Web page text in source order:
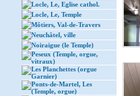
Locle, Le, Eglise cathol.
Locle, Le, Temple
Môtiers, Val-de-Travers
Neuchâtel, ville
Noiraigue (le Temple)
Peseux (Temple, orgue,
vitraux)
Les Planchettes (orgue
Garnier)
Ponts-de-Martel, Les
(Temple, orgue)